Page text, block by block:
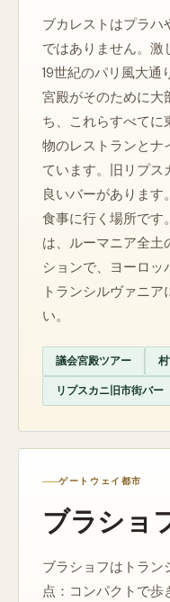
ブカレストはプラハ
ではありません。激
19世紀のパリ風大通
宮殿がそのために大
ち、これらすべてに
物のレストランとナ
ています。旧リプス
良いバーがあります
食事に行く場所です
は、ルーマニア全土
ションで、ヨーロッ
トランシルヴァニア
い。
議会宮殿ツアー
リプスカニ旧市街バー
ゲートウェイ都市
ブラショ
ブラショフはトラン
点：コンパクトで歩